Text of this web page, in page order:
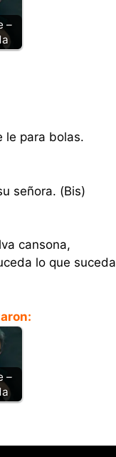
–
le para bolas.
señora. (Bis)
cansona,
lo que suceda
–